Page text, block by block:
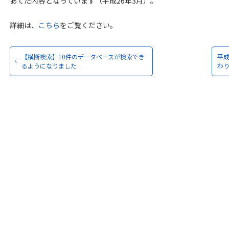
詳細は、 こちらをご覧ください。
【横断検索】10件のデータベースが検索でき
るようになりました
平
わ